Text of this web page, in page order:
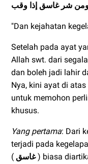
شر غاسق إذا وقب
"Dan kejahatan
Setelah pada ayat
Allah swt. dari
dan boleh jadi lahir
Nya, kini ayat di
untuk memohon
khusus.
Yang pertama: Dari
terjadi pada
( غاسق) biasa